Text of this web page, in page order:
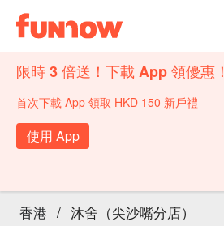
限時 3 倍送！下載 App 領優惠！
首次下載 App 領取 HKD 150 新戶禮
使用 App
香港 / 沐舍（尖沙嘴分店）